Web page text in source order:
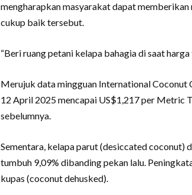
mengharapkan masyarakat dapat
cukup baik tersebut.
“Beri ruang petani kelapa bahagia di saat harga
Merujuk data mingguan International Coconut
12 April 2025 mencapai US$1,217 per Metric
sebelumnya.
Sementara, kelapa parut (desiccated coconut)
tumbuh 9,09% dibanding pekan lalu.
kupas (coconut dehusked).